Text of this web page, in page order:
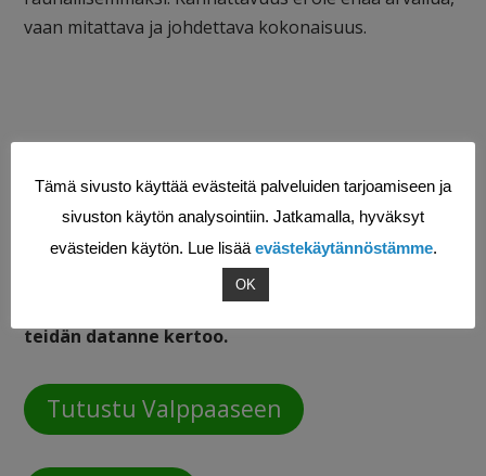
vaan mitattava ja johdettava kokonaisuus.
työtä teidän arjessanne syntyy?
Valpas auttaa tekemään huoltoliiketoiminnasta
läpinäkyvää ja hallittavaa ilman ylimääräistä
Ota yhteyttä, niin katsotaan yhdessä, mitä
teidän datanne kertoo.
Tutustu Valppaaseen
Tämä sivusto käyttää evästeitä palveluiden tarjoamiseen ja
sivuston käytön analysointiin. Jatkamalla, hyväksyt
evästeiden käytön. Lue lisää evästekäytännöstämme.
OK